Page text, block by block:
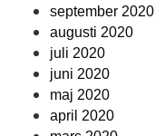
september 2020
augusti 2020
juli 2020
juni 2020
maj 2020
april 2020